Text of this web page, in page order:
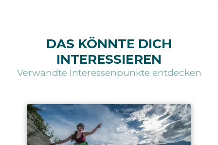
DAS KÖNNTE DICH
INTERESSIEREN
Verwandte Interessenpunkte entdecken